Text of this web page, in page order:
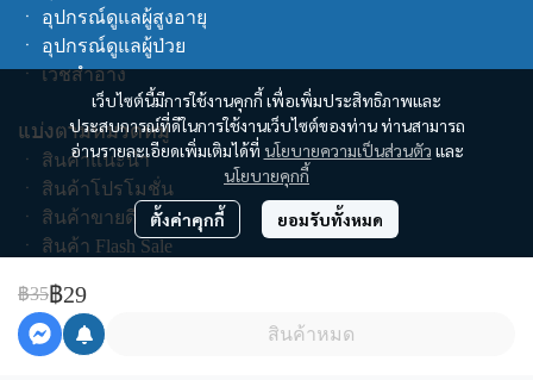
฿35฿29
สินค้าหมด
เว็บไซต์นี้มีการใช้งานคุกกี้ เพื่อเพิ่มประสิทธิภาพและ
ประสบการณ์ที่ดีในการใช้งานเว็บไซต์ของท่าน ท่านสามารถ
อ่านรายละเอียดเพิ่มเติมได้ที่ นโยบายความเป็นส่วนตัว และ
นโยบายคุกกี้
ตั้งค่าคุกกี้ ยอมรับทั้งหมด
ㆍ อุปกรณ์ดูแลผู้สูงอายุ
ㆍ อุปกรณ์ดูแลผู้ป่วย
ㆍเวชสำอาง
แบ่งตามหมวดหมู่
ㆍ สินค้าแนะนำ
ㆍ สินค้าโปรโมชั่น
ㆍ สินค้าขายดี
ㆍ สินค้า Flash Sale
ช็อปตามแบรนด์
คูปอง